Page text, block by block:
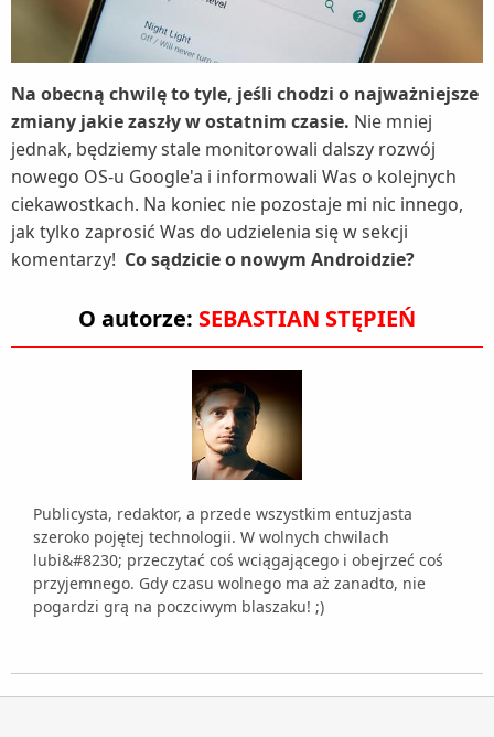
Na obecną chwilę to tyle, jeśli chodzi o najważniejsze
zmiany jakie zaszły w ostatnim czasie. Nie mniej
jednak, będziemy stale monitorowali dalszy rozwój
nowego OS-u Google'a i informowali Was o kolejnych
ciekawostkach. Na koniec nie pozostaje mi nic innego,
jak tylko zaprosić Was do udzielenia się w sekcji
komentarzy! Co sądzicie o nowym Androidzie?
O autorze: SEBASTIAN STĘPIEŃ
Publicysta, redaktor, a przede wszystkim entuzjasta
szeroko pojętej technologii. W wolnych chwilach
lubi&#8230; przeczytać coś wciągającego i obejrzeć coś
przyjemnego. Gdy czasu wolnego ma aż zanadto, nie
pogardzi grą na poczciwym blaszaku! ;)